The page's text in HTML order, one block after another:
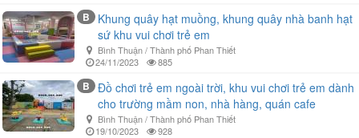
B
Khung quây hạt muồng, khung quây nhà banh hạt
sứ khu vui chơi trẻ em
Bình Thuận / Thành phố Phan Thiết
24/11/2023
885
B
Đồ chơi trẻ em ngoài trời, khu vui chơi trẻ em dành
cho trường mầm non, nhà hàng, quán cafe
Bình Thuận / Thành phố Phan Thiết
19/10/2023
928